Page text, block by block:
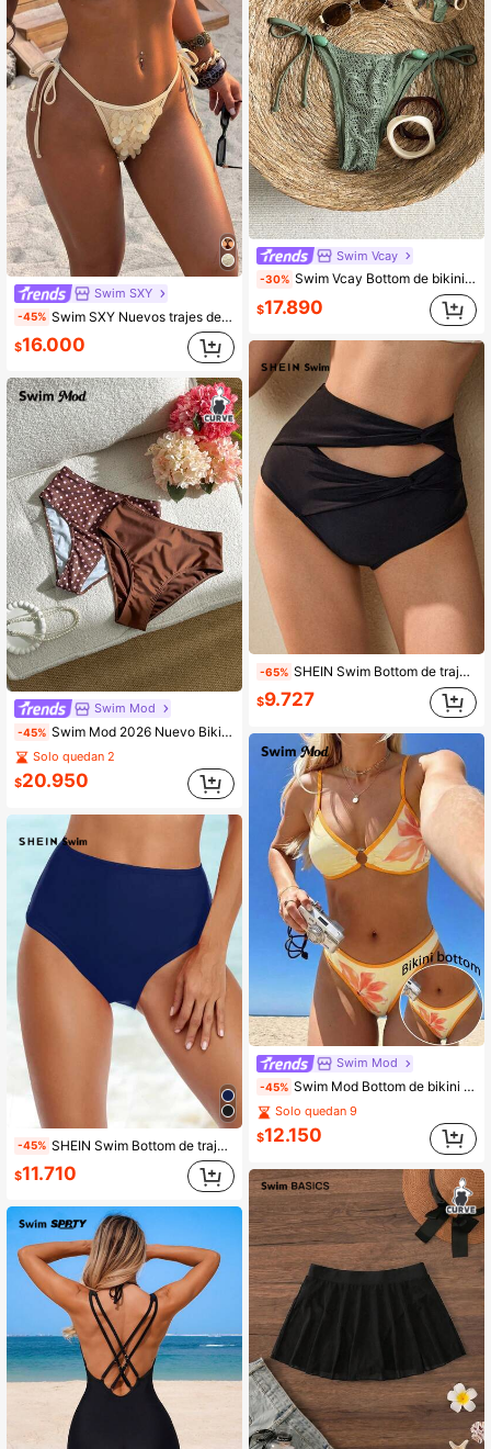
Swim SXY
-45% Swim SXY Nuevos trajes de baño de mujer 2026SS para vacaciones, citas, estilo occidental, cruceros, playa, isla, viajes por carretera, todas las estaciones, festivales de música, vacaciones bohemias, vacaciones bohemias, shorts plisados bohemios de otoño relajado Y2K, Bottom de traje de baño elegante vintage casual con lentejuelas doradas para vacaciones en la playa, traje de baño de control suave Zestiva, selecciones de primavera y verano, código de ropa Z65c7 para damas con descuento, Bottom de bikini dorado, trajes de baño dorados para mujeres, bikinis con cobertura completa para cruceros y viajes
$16.000
Swim Mod
-45% Swim Mod 2026 Nuevo Bikini de triángulo sexy y cómodo reversible con lunares para mujer de talla grande, primavera/verano
Solo quedan 2
$20.950
-45% SHEIN Swim Bottom de traje de baño de color liso sencillo para vacaciones en la playa
$11.710
Swim Vcay
-30% Swim Vcay Bottom de bikini con cordones laterales de tela jacquard con cuentas para mujer
$17.890
-65% SHEIN Swim Bottom de traje de baño de color negro sólido y simple para mujer, atuendo de playa para vacaciones de primavera
$9.727
Swim Mod
-45% Swim Mod Bottom de bikini con estampado floral, vacaciones de playa casual
Solo quedan 9
$12.150